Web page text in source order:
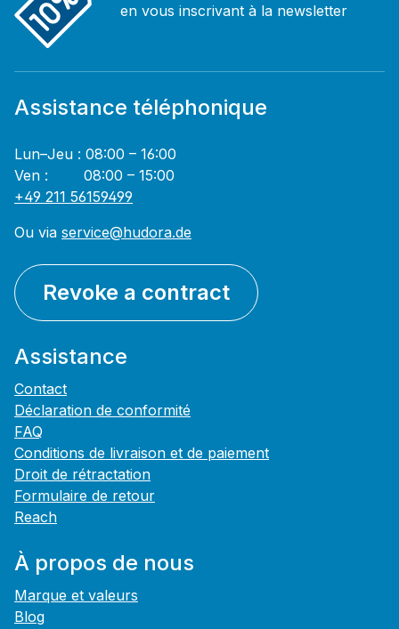
en vous inscrivant à la newsletter
Assistance téléphonique
Lun–Jeu : 08:00 – 16:00
Ven : 08:00 – 15:00
+49 211 56159499
Ou via service@hudora.de
Revoke a contract
Assistance
Contact
Déclaration de conformité
FAQ
Conditions de livraison et de paiement
Droit de rétractation
Formulaire de retour
Reach
À propos de nous
Marque et valeurs
Blog